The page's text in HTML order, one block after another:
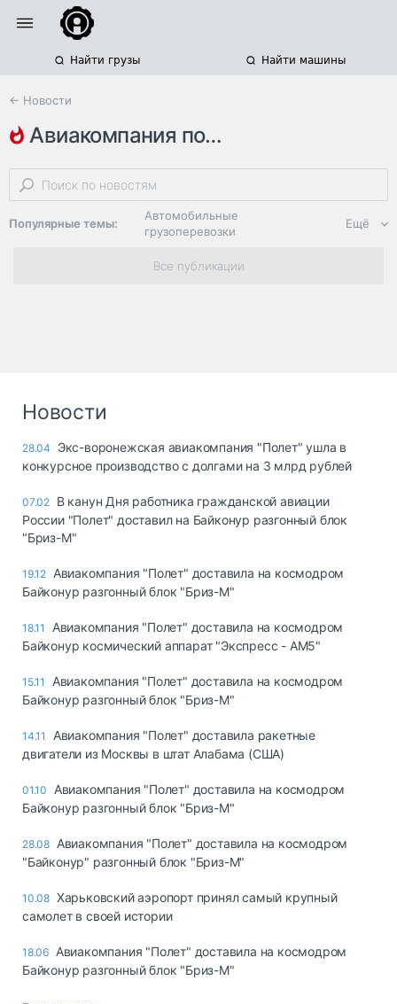
Найти грузы Найти машины
← Новости
авиакомпания полет
Популярные темы:
Автомобильные
грузоперевозки
Региональная
логистика
опасные грузы
страхование
грузовые
терминалы
транспорт
Автосервис,
Топливо, масла и
автохимия
Дзен
Ещё
Все публикации
Новости
28.04
Экс-воронежская авиакомпания "Полет" ушла в
конкурсное производство с долгами на 3 млрд рублей
07.02 В канун Дня работника гражданской авиации
России "Полет" доставил на Байконур разгонный блок
"Бриз-М"
19.12 Авиакомпания "Полет" доставила на космодром
Байконур разгонный блок "Бриз-М"
18.11
Авиакомпания "Полет" доставила на космодром
Байконур космический аппарат "Экспресс - АМ5"
15.11
Авиакомпания "Полет" доставила на космодром
Байконур разгонный блок "Бриз-М"
14.11
Авиакомпания "Полет" доставила ракетные
двигатели из Москвы в штат Алабама (США)
01.10
Авиакомпания "Полет" доставила на космодром
Байконур разгонный блок "Бриз-М"
28.08 Авиакомпания "Полет" доставила на космодром
"Байконур" разгонный блок "Бриз-М"
10.08 Харьковский аэропорт принял самый крупный
самолет в своей истории
18.06 Авиакомпания "Полет" доставила на космодром
Байконур разгонный блок "Бриз-М"